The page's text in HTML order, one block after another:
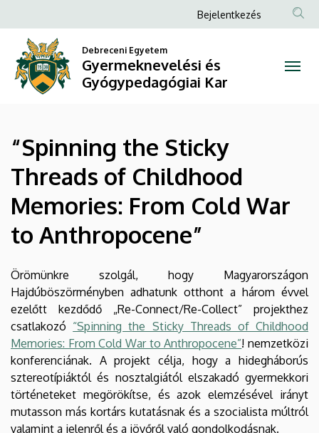
the
Sticky
Threads
Childhood
Memories:
From
Cold
War
to
Anthropocene”
Gyermeknevelési
és
a
tartalomra
Anonim
fiók
menüje
Bejelentkezés
Debreceni Egyetem
Gyermeknevelési és
Gyógypedagógiai Kar
“Spinning the Sticky
Threads of Childhood
Memories: From Cold War
to Anthropocene”
Örömünkre szolgál, hogy Magyarországon
Hajdúböszörményben adhatunk otthont a három évvel
ezelőtt kezdődő „Re-Connect/Re-Collect” projekthez
csatlakozó “Spinning the Sticky Threads of Childhood
Memories: From Cold War to Anthropocene”! nemzetközi
konferenciának. A projekt célja, hogy a hidegháborús
sztereotípiáktól és nosztalgiától elszakadó gyermekkori
történeteket megörökítse, és azok elemzésével irányt
mutasson más kortárs kutatásnak és a szocialista múltról
valamint a jelenről és a jövőről való gondolkodásnak.